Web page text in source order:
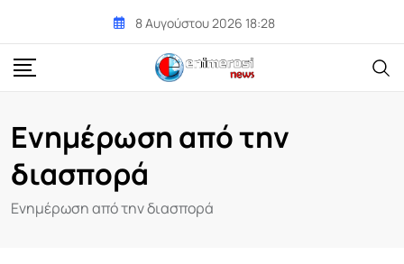
content
8 Αυγούστου 2026 18:28
Ενημέρωση από την
διασπορά
Ενημέρωση από την διασπορά